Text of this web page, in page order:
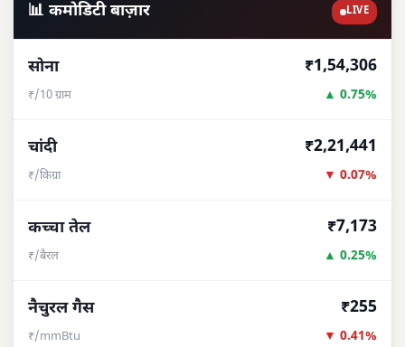
📊 कमोडिटी बाज़ार LIVE
सोना
₹/10 ग्राम
₹1,54,306
▲ 0.75%
चांदी
₹/किग्रा
₹2,21,441
▼ 0.07%
कच्चा तेल
₹/बैरल
₹7,173
▲ 0.25%
नैचुरल गैस
₹/mmBtu
₹255
▼ 0.41%